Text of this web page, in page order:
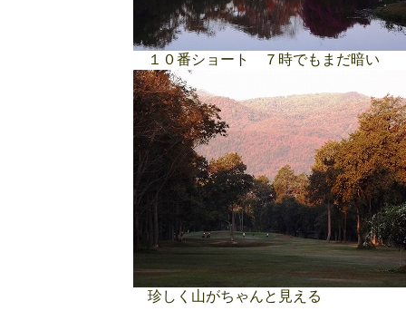
１０番ショート ７時でもまだ暗い
珍しく山がちゃんと見える